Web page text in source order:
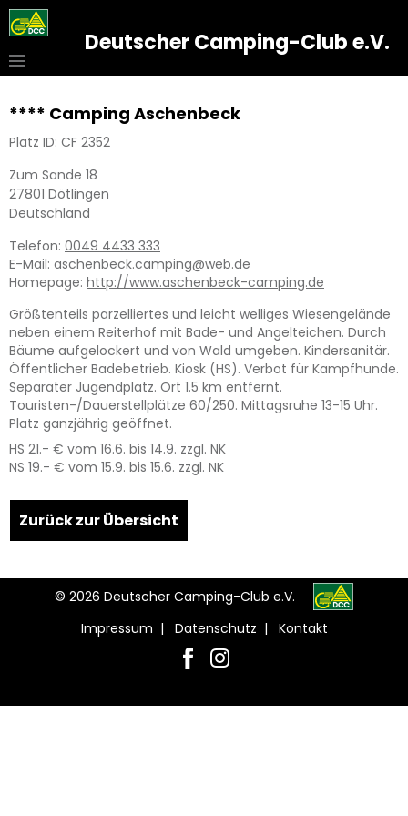
Deutscher Camping-Club e.V.
**** Camping Aschenbeck
Platz ID: CF 2352
Zum Sande 18
27801 Dötlingen
Deutschland
Telefon: 0049 4433 333
E-Mail: aschenbeck.camping@web.de
Homepage: http://www.aschenbeck-camping.de
Größtenteils parzelliertes und leicht welliges Wiesengelände
neben einem Reiterhof mit Bade- und Angelteichen. Durch
Bäume aufgelockert und von Wald umgeben. Kindersanitär.
Öffentlicher Badebetrieb. Kiosk (HS). Verbot für Kampfhunde.
Separater Jugendplatz. Ort 1.5 km entfernt.
Touristen-/Dauerstellplätze 60/250. Mittagsruhe 13-15 Uhr.
Platz ganzjährig geöffnet.
HS 21.- € vom 16.6. bis 14.9. zzgl. NK
NS 19.- € vom 15.9. bis 15.6. zzgl. NK
+
−
Zurück zur Übersicht
© 2026 Deutscher Camping-Club e.V.
Impressum | Datenschutz | Kontakt